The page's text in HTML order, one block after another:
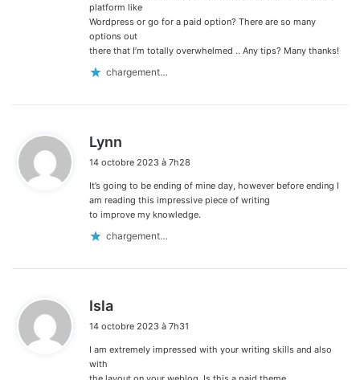
platform like
Wordpress or go for a paid option? There are so many
options out
there that I’m totally overwhelmed .. Any tips? Many thanks!
chargement…
Lynn
t
:
14 octobre 2023 à 7h28
It’s going to be ending of mine day, however before ending I
am reading this impressive piece of writing
to improve my knowledge.
chargement…
Isla
t
14 octobre 2023 à 7h31
I am extremely impressed with your writing skills and also
with